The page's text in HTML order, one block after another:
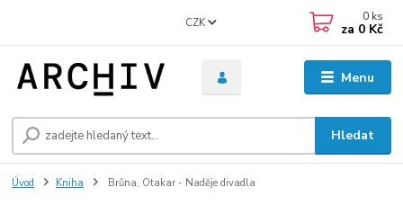
Menu
CZK
Hledat
0 ks
za 0 Kč
Úvod Kniha Brůna, Otakar - Naděje divadla